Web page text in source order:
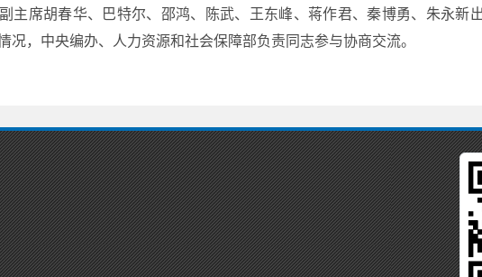
席胡春华、巴特尔、邵鸿、陈武、王东峰、蒋作君、秦博勇、朱永新
况，中央编办、人力资源和社会保障部负责同志参与协商交流。